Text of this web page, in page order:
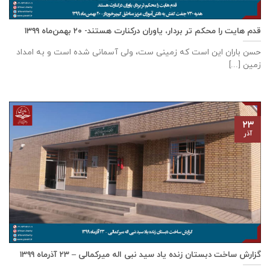
قدم هایت را محکم تر بردار، یاوران درکنارت هستند- ۲۰ بهمن‌ماه ۱۳۹۹
حسن باران این است که زمینی ست، ولی آسمانی شده است و به امداد
زمین [...]
گزارش ساخت دبستان زنده ياد سيد نبی اله ميركمالی – ۲۳ آذر‌ماه ۱۳۹۹
۲۳
آذر